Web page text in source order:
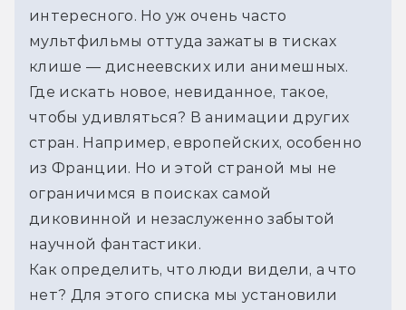
интересного. Но уж очень часто
мультфильмы оттуда зажаты в тисках
клише — диснеевских или анимешных.
Где искать новое, невиданное, такое,
чтобы удивляться? В анимации других
стран. Например, европейских, особенно
из Франции. Но и этой страной мы не
ограничимся в поисках самой
диковинной и незаслуженно забытой
научной фантастики.
Как определить, что люди видели, а что
нет? Для этого списка мы установили